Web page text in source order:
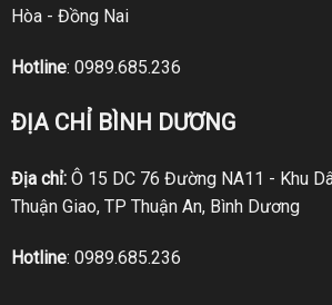
Hòa - Đồng Nai
Hotline: 0989.685.236
ĐỊA CHỈ BÌNH DƯƠNG
Địa chỉ:Ô 15 DC 76 Đường NA11 - Khu
Thuận Giao, TP Thuận An, Bình Dương
Hotline: 0989.685.236